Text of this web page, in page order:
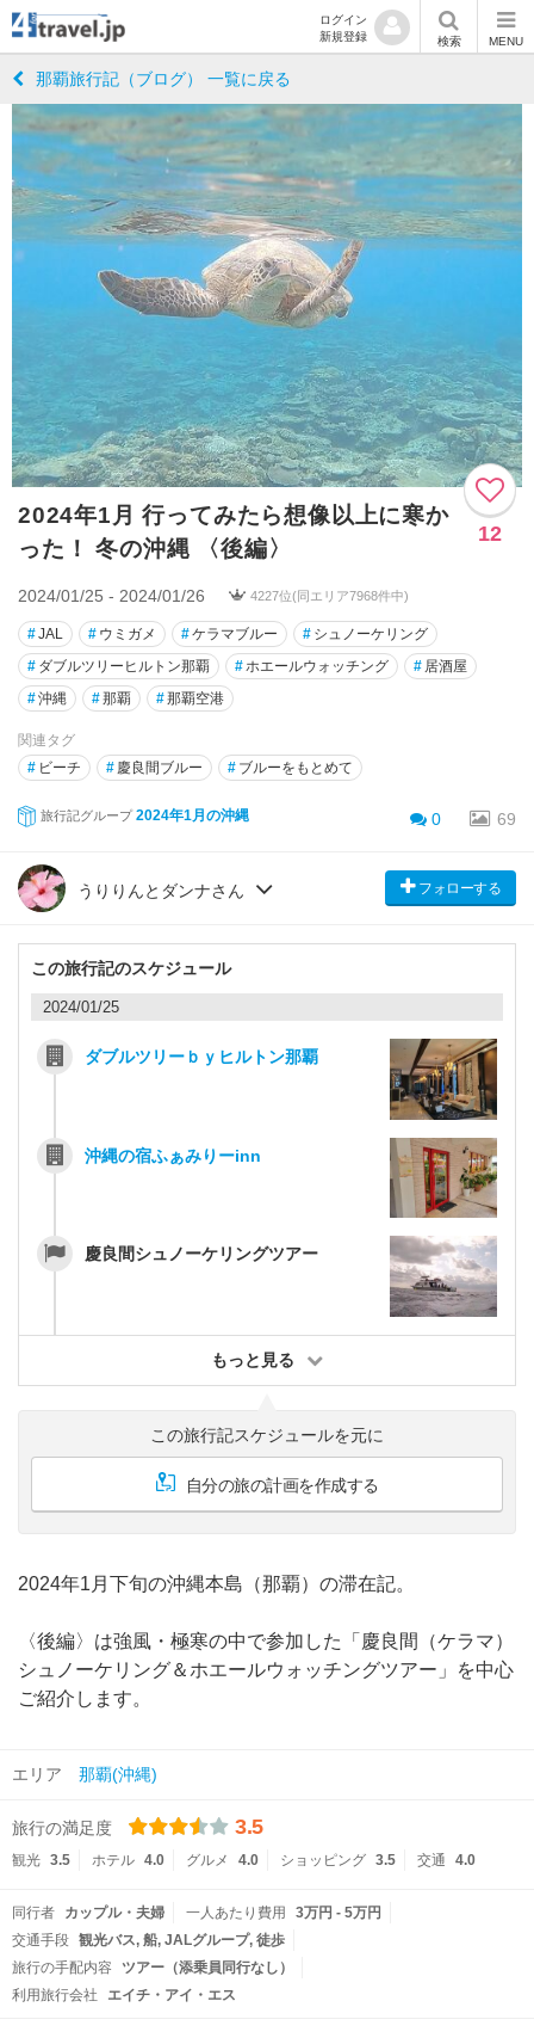
ログイン
新規登録
検索 MENU
那覇旅行記（ブログ） 一覧に戻る
2024年1月 行ってみたら想像以上に寒か
った！ 冬の沖縄 〈後編〉
12
2024/01/25 - 2024/01/26 4227位(同エリア7968件中)
#JAL # ウミガメ #ケラマブルー # シュノーケリング
# ダブルツリーヒルトン那覇 #ホエールウォッチング # 居酒屋
#沖縄 #那覇 #那覇空港
関連タグ
# ビーチ # 慶良間ブルー # ブルーをもとめて
旅行記グループ 2024年1月の沖縄 0 69
うりりんとダンナさん フォローする
この旅行記のスケジュール
2024/01/25
ダブルツリーｂｙヒルトン那覇
沖縄の宿ふぁみりーinn
慶良間シュノーケリングツアー
もっと見る
この旅行記スケジュールを元に
自分の旅の計画を作成する
2024年1月下旬の沖縄本島（那覇）の滞在記。
〈後編〉は強風・極寒の中で参加した「慶良間（ケラマ）
シュノーケリング＆ホエールウォッチングツアー」を中心
ご紹介します。
エリア 那覇(沖縄)
旅行の満足度 3.5
観光 3.5 ホテル 4.0 グルメ 4.0 ショッピング 3.5 交通 4.0
同行者 カップル・夫婦 一人あたり費用
3万円 - 5万円
交通手段 観光バス 船 JALグループ 徒歩
旅行の手配内容
ツアー（添乗員同行なし）
利用旅行会社
エイチ・アイ・エス